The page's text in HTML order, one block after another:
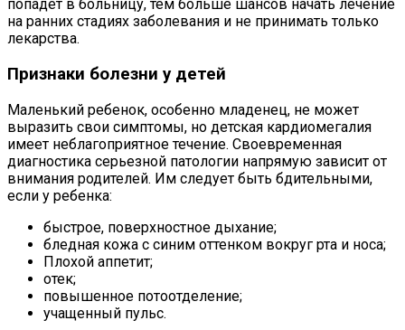
попадет в больницу, тем больше шансов начать лечение
на ранних стадиях заболевания и не принимать только
лекарства.
Признаки болезни у детей
Маленький ребенок, особенно младенец, не может
выразить свои симптомы, но детская кардиомегалия
имеет неблагоприятное течение. Своевременная
диагностика серьезной патологии напрямую зависит от
внимания родителей. Им следует быть бдительными,
если у ребенка:
быстрое, поверхностное дыхание;
бледная кожа с синим оттенком вокруг рта и носа;
Плохой аппетит;
отек;
повышенное потоотделение;
учащенный пульс.